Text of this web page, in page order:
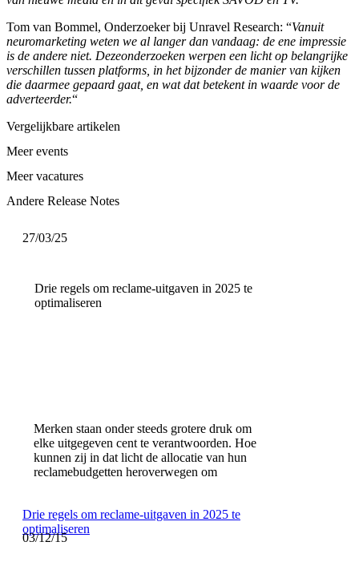
Tom van Bommel, Onderzoeker bij Unravel Research: “Vanuit
neuromarketing weten we al langer dan vandaag: de ene impressie
is de andere niet. Dezeonderzoeken werpen een licht op belangrijke
verschillen tussen platforms, in het bijzonder de manier van kijken
die daarmee gepaard gaat, en wat dat betekent in waarde voor de
adverteerder.“
Vergelijkbare artikelen
Meer events
Meer vacatures
Andere Release Notes
27/03/25
Drie regels om reclame-uitgaven in 2025 te
optimaliseren
Merken staan onder steeds grotere druk om
elke uitgegeven cent te verantwoorden. Hoe
kunnen zij in dat licht de allocatie van hun
reclamebudgetten heroverwegen om
Drie regels om reclame-uitgaven in 2025 te
optimaliseren
03/12/15